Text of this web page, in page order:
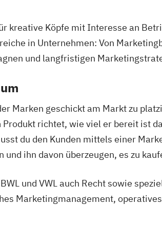
kreative Köpfe mit Interesse an
in Unternehmen: Von
und langfristigen
Marken geschickt am Markt zu
richtet, wie viel er bereit ist
du den Kunden mittels einer
ihn davon überzeugen, es zu
und VWL auch Recht sowie
Marketingmanagement,